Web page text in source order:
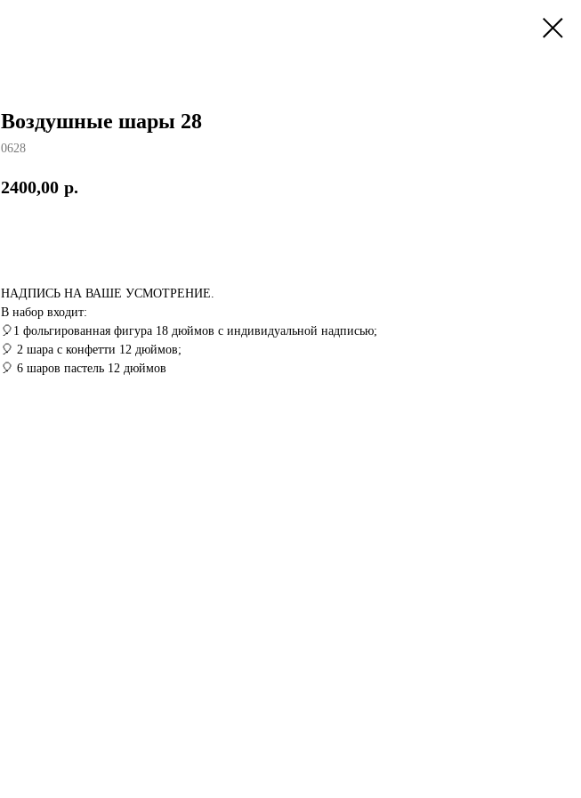
Воздушные шары 28
0628
2400,00 р.
НАДПИСЬ НА ВАШЕ УСМОТРЕНИЕ.
В набор входит:
🎈1 фольгированная фигура 18 дюймов с индивидуальной надписью;
🎈 2 шара с конфетти 12 дюймов;
🎈 6 шаров пастель 12 дюймов